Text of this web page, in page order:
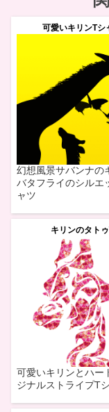
可愛いキリンTシ
幻想風景サバンナの
バタフライのシルエ
ャツ
キリンのタト
可愛いキリンとハー
ジナルストライプT